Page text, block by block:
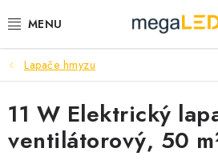
na
PRIEMYSEL
SVIETIDLÁ
ŽIAROVKY A TRUBICE
Lapače hmyzu
11 W Elektrický
ventilátorový, 50